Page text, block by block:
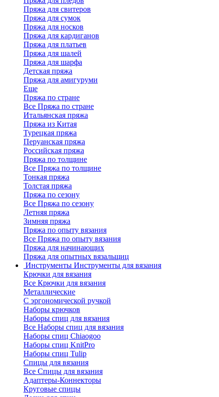
Пряжа для свитеров
Пряжа для сумок
Пряжа для носков
Пряжа для кардиганов
Пряжа для платьев
Пряжа для шалей
Пряжа для шарфа
Детская пряжа
Пряжа для амигуруми
Еще
Пряжа по стране
Все Пряжа по стране
Итальянская пряжа
Пряжа из Китая
Турецкая пряжа
Перуанская пряжа
Российская пряжа
Пряжа по толщине
Все Пряжа по толщине
Тонкая пряжа
Толстая пряжа
Пряжа по сезону
Все Пряжа по сезону
Летняя пряжа
Зимняя пряжа
Пряжа по опыту вязания
Все Пряжа по опыту вязания
Пряжа для начинающих
Пряжа для опытных вязальщиц
Инструменты Инструменты для вязания
Крючки для вязания
Все Крючки для вязания
Металлические
С эргономической ручкой
Наборы крючков
Наборы спиц для вязания
Все Наборы спиц для вязания
Наборы спиц Chiaogoo
Наборы спиц KnitPro
Наборы спиц Tulip
Спицы для вязания
Все Спицы для вязания
Адаптеры-Коннекторы
Круговые спицы